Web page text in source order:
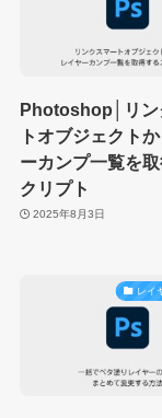
Photoshop│リン
トオブジェクト
ーカンプ一覧を
クリプト
2025年8月3日
レイ